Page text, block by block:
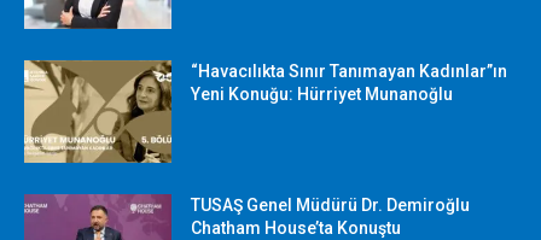
“Havacılıkta Sınır Tanımayan Kadınlar”ın
Yeni Konuğu: Hürriyet Munanoğlu
TUSAŞ Genel Müdürü Dr. Demiroğlu
Chatham House’ta Konuştu